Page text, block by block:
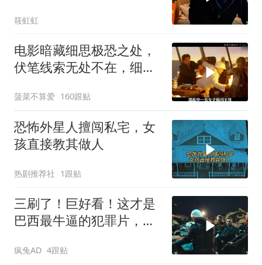
筱虹虹
电影暗藏细思极恐之处，
伏笔线索无处不在，细节
菠菜不算爱 160跟贴
恐怖外星人擅闯私宅，女
孩直接教其做人
热剧推荐社 1跟贴
三刷了！巨好看！这才是
巴西最牛逼的犯罪片，史
疯兔AD 4跟贴